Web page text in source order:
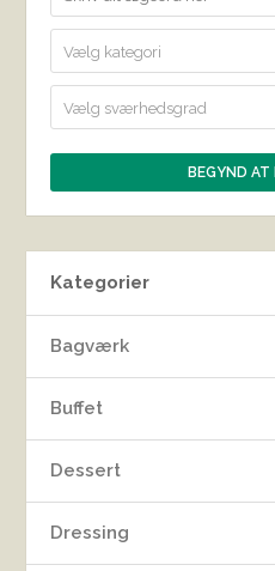
Vælg kategori
Vælg sværhedsgrad
Kategorier
Bagværk
Buffet
Dessert
Dressing